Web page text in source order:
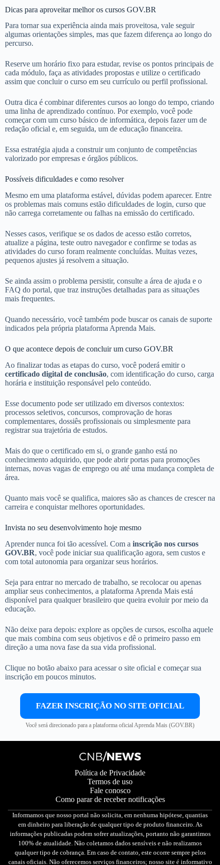
Dicas para aproveitar melhor os cursos GOV.BR
Para tornar sua experiência ainda mais proveitosa, vale seguir
algumas orientações simples, mas que fazem diferença ao longo do
percurso.
Reserve um horário fixo para estudar, revise os pontos principais de
cada módulo, faça as atividades propostas e utilize o certificado
assim que concluir o curso em seu currículo ou perfil profissional.
Outra dica é combinar diferentes cursos ao longo do tempo, criando
uma linha de aprendizado contínuo. Por exemplo, você pode
começar com um curso básico de informática, depois fazer um de
redação oficial e, em seguida, um de educação financeira.
Essa estratégia ajuda a construir um conjunto de competências
valorizado por empresas e órgãos públicos.
Possíveis dificuldades e como resolver
Mesmo em uma plataforma estável, dúvidas podem aparecer. Entre
os problemas mais comuns estão dificuldades de login, curso que
não carrega corretamente ou falhas na emissão do certificado.
Nesses casos, verifique se os dados de acesso estão corretos,
atualize a página, teste outro navegador e confirme se todas as
atividades do curso foram realmente concluídas. Muitas vezes,
pequenos ajustes já resolvem a situação.
Se ainda assim o problema persistir, consulte a área de ajuda e o
FAQ do portal, que traz instruções detalhadas para as situações
mais frequentes.
Quando necessário, você também pode buscar os canais de suporte
indicados pela própria plataforma Aprenda Mais.
O que acontece depois de concluir um curso GOV.BR
Ao finalizar todas as etapas do curso, você poderá emitir o
certificado digital de conclusão, com identificação do curso, carga
horária e instituição responsável pelo conteúdo.
Esse documento pode ser utilizado em diversos contextos:
processos seletivos, concursos, comprovação de horas
complementares, dossiês profissionais ou simplesmente para
registrar sua trajetória de estudos.
Mais do que o certificado em si, o grande ganho está no
conhecimento adquirido, que pode abrir portas para promoções
internas, novas vagas de emprego ou até uma mudança completa de
área.
Quanto mais você se qualifica, maiores são as chances de crescer na
carreira e conquistar melhores oportunidades.
Invista no seu desenvolvimento hoje mesmo
Aprender nunca foi tão acessível. Com a inscrição nos cursos
GOV.BR, você pode iniciar sua qualificação agora, sem custos e
com total autonomia para organizar seus horários.
Seja para entrar no mercado de trabalho, se recolocar ou apenas
ampliar seus conhecimentos, a plataforma Aprenda Mais está
disponível para qualquer brasileiro que queira evoluir por meio da
educação.
Não deixe para depois: explore as opções de cursos, escolha aquele
que mais combina com seus objetivos e dê o primeiro passo em
direção a uma nova fase da sua vida profissional.
Clique no botão abaixo para acessar o site oficial e começar sua
inscrição em poucos minutos.
FAZER INSCRIÇÃO NO SITE OFICIAL
Você será direcionado para a plataforma oficial Aprenda Mais (GOV.BR)
Política de Privacidade
Termos de uso
Fale conosco
Como parar de receber notificações
Informamos que nosso portal não solicita, em nenhuma hipótese, quantias
em dinheiro para liberação de qualquer tipo de produto financeiro. As
informações publicadas podem sofrer atualizações, portanto não garantimos
100% de atualidade. Não coletamos dados sensíveis e não realizamos
qualquer tipo de cobrança. Em caso de contato, este ocorre sempre pelos
canais oficiais. Não oferecemos serviços financeiros; nosso site é informativo